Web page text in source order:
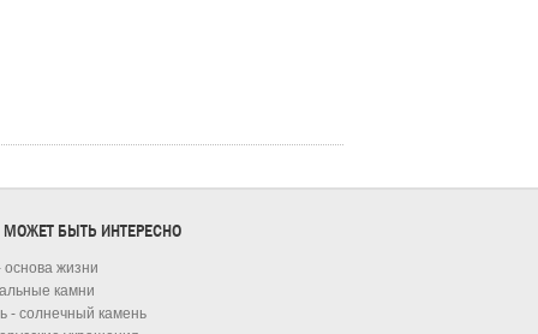
МОЖЕТ БЫТЬ ИНТЕРЕСНО
жизни
камни
- солнечный камень